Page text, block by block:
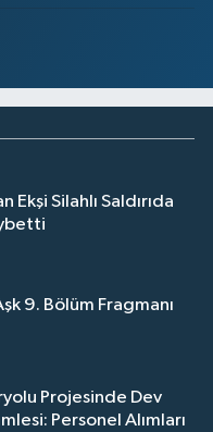
Ekşi Silahlı Saldırıda
9. Bölüm Fragmanı
Projesinde Dev
Personel Alımları